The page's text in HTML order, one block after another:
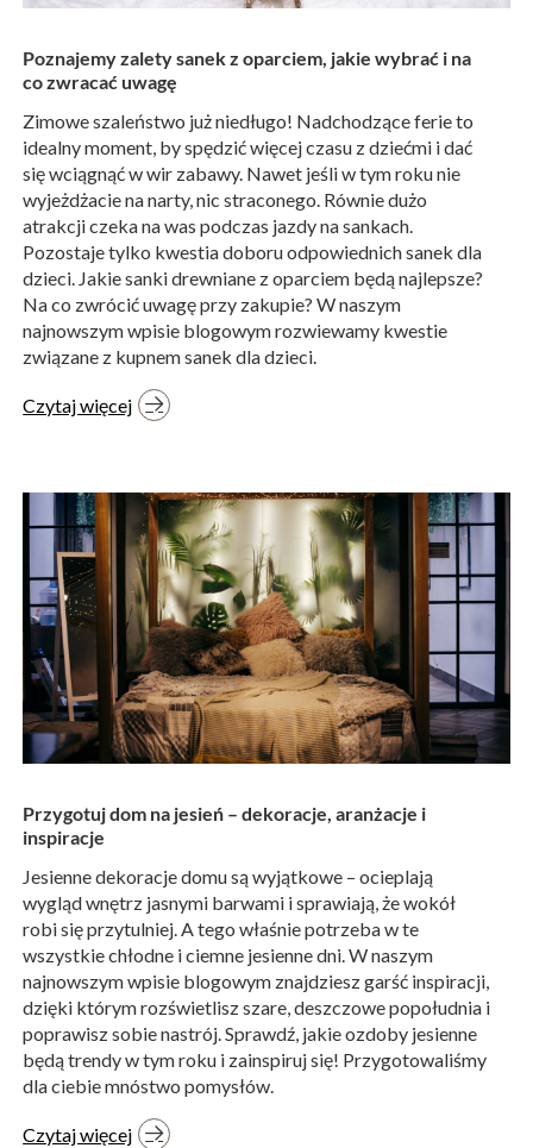
Poznajemy zalety sanek z oparciem, jakie wybrać i na
co zwracać uwagę
Zimowe szaleństwo już niedługo! Nadchodzące ferie to
idealny moment, by spędzić więcej czasu z dziećmi i dać
się wciągnąć w wir zabawy. Nawet jeśli w tym roku nie
wyjeżdżacie na narty, nic straconego. Równie dużo
atrakcji czeka na was podczas jazdy na sankach.
Pozostaje tylko kwestia doboru odpowiednich sanek dla
dzieci. Jakie sanki drewniane z oparciem będą najlepsze?
Na co zwrócić uwagę przy zakupie? W naszym
najnowszym wpisie blogowym rozwiewamy kwestie
związane z kupnem sanek dla dzieci.
Czytaj więcej
Przygotuj dom na jesień – dekoracje, aranżacje i
inspiracje
Jesienne dekoracje domu są wyjątkowe – ocieplają
wygląd wnętrz jasnymi barwami i sprawiają, że wokół
robi się przytulniej. A tego właśnie potrzeba w te
wszystkie chłodne i ciemne jesienne dni. W naszym
najnowszym wpisie blogowym znajdziesz garść inspiracji,
dzięki którym rozświetlisz szare, deszczowe popołudnia i
poprawisz sobie nastrój. Sprawdź, jakie ozdoby jesienne
będą trendy w tym roku i zainspiruj się! Przygotowaliśmy
dla ciebie mnóstwo pomysłów.
Czytaj więcej